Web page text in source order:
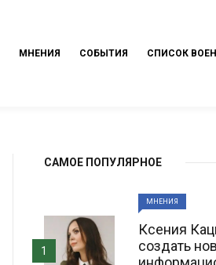
МНЕНИЯ СОБЫТИЯ СПИСОК
САМОЕ ПОПУЛЯРНОЕ
МНЕНИЯ
Ксения
создать
1